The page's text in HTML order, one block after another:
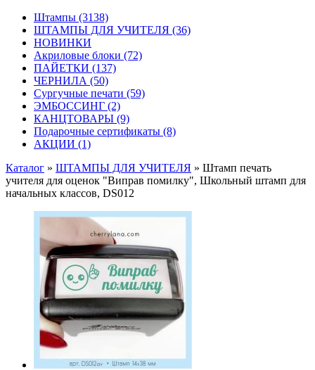
Штампы (3138)
ШТАМПЫ ДЛЯ УЧИТЕЛЯ (36)
НОВИНКИ
Акриловые блоки (72)
ПАЙЕТКИ (137)
ЧЕРНИЛА (50)
Сургучные печати (59)
ЭМБОССИНГ (2)
КАНЦТОВАРЫ (9)
Подарочные сертификаты (8)
АКЦИИ (1)
Каталог » ШТАМПЫ ДЛЯ УЧИТЕЛЯ » Штамп печать
учителя для оценок "Виправ помилку", Школьный штамп для
начальных классов, DS012